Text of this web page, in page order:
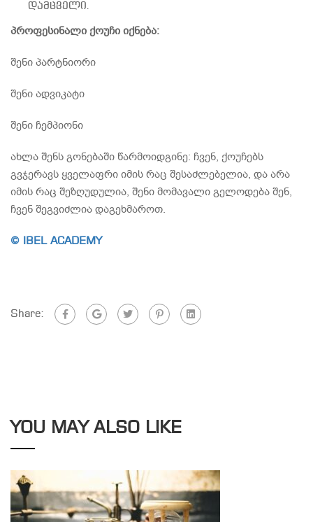
დამცველი.
პროფესინალი ქოუჩი იქნება:
შენი პარტნიორი
შენი ადვიკატი
შენი ჩემპიონი
ახლა შენს გონებაში წარმოიდგინე: ჩვენ, ქოუჩებს
გვჯერავს ყველაფრი იმის რაც შესაძლებელია, და არა
იმის რაც შეზღუდულია, შენი მომავალი გელოდება შენ,
ჩვენ შეგვიძლია დაგეხმაროთ.
© IBEL ACADEMY
Share:
YOU MAY ALSO LIKE